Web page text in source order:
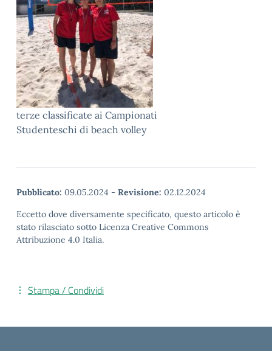
terze classificate ai Campionati
Studenteschi di beach volley
Pubblicato: 09.05.2024 - Revisione: 02.12.2024
Eccetto dove diversamente specificato, questo articolo è
stato rilasciato sotto Licenza Creative Commons
Attribuzione 4.0 Italia.
Stampa / Condividi